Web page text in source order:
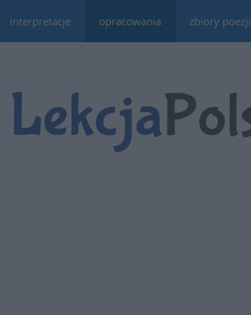
interpretacje opracowania zbiory poezji